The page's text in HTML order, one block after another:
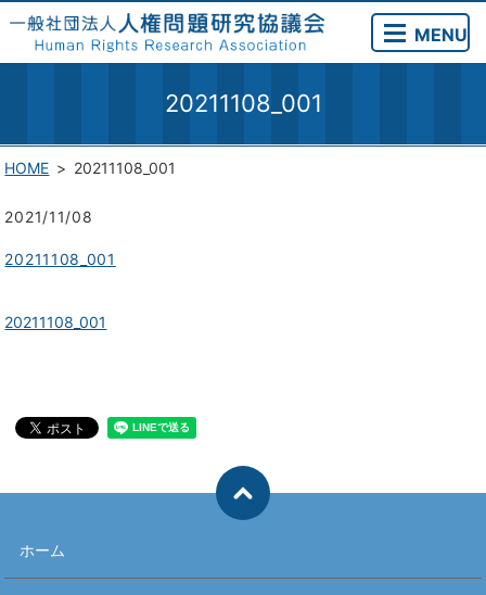
MENU
20211108_001
HOME 20211108_001
2021/11/08
20211108_001
20211108_001
ホーム